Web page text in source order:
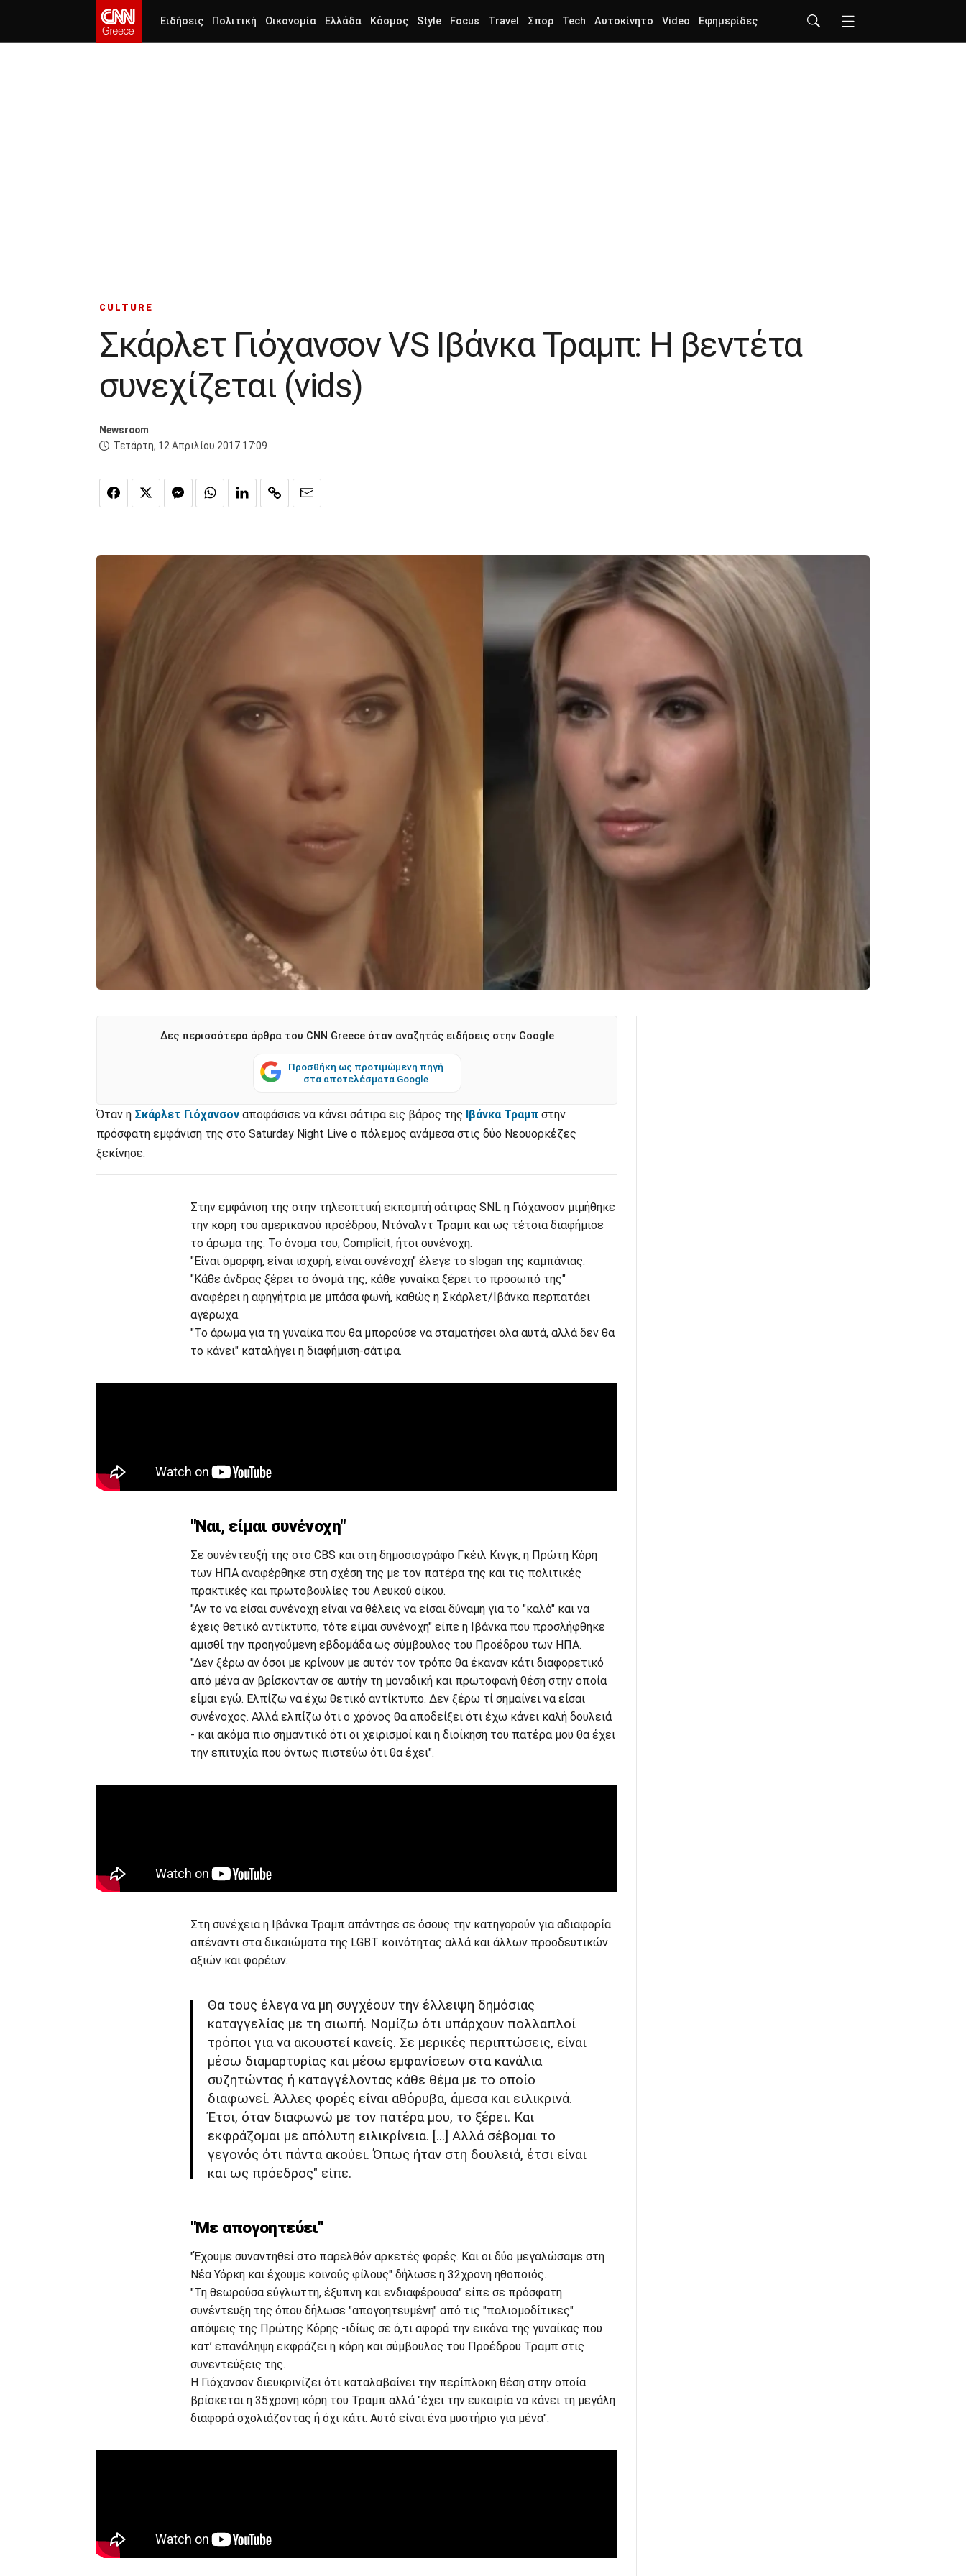
Ειδήσεις Πολιτική Οικονομία Ελλάδα Κόσμος Style Focus Travel Σπορ Tech Αυτοκίνητο Video Εφημερίδες
CULTURE
Σκάρλετ Γιόχανσον VS Ιβάνκα Τραμπ: H βεντέτα
συνεχίζεται (vids)
Newsroom
Τετάρτη, 12 Απριλίου 2017 17:09
Δες περισσότερα άρθρα του CNN Greece όταν αναζητάς ειδήσεις στην Google
Προσθήκη ως προτιμώμενη πηγή
στα αποτελέσματα Google
Όταν η Σκάρλετ Γιόχανσον αποφάσισε να κάνει σάτιρα εις βάρος της Ιβάνκα Τραμπ στην
πρόσφατη εμφάνιση της στο Saturday Night Live ο πόλεμος ανάμεσα στις δύο Νεουορκέζες
ξεκίνησε.
Στην εμφάνιση της στην τηλεοπτική εκπομπή σάτιρας SNL η Γιόχανσον μιμήθηκε
την κόρη του αμερικανού προέδρου, Ντόναλντ Τραμπ και ως τέτοια διαφήμισε
το άρωμα της. Το όνομα του; Complicit, ήτοι συνένοχη.
"Είναι όμορφη, είναι ισχυρή, είναι συνένοχη" έλεγε το slogan της καμπάνιας.
"Κάθε άνδρας ξέρει το όνομά της, κάθε γυναίκα ξέρει το πρόσωπό της"
αναφέρει η αφηγήτρια με μπάσα φωνή, καθώς η Σκάρλετ/Ιβάνκα περπατάει
αγέρωχα.
"Το άρωμα για τη γυναίκα που θα μπορούσε να σταματήσει όλα αυτά, αλλά δεν θα
το κάνει" καταλήγει η διαφήμιση-σάτιρα.
"Ναι, είμαι συνένοχη"
Σε συνέντευξή της στο CBS και στη δημοσιογράφο Γκέιλ Κινγκ, η Πρώτη Κόρη
των ΗΠΑ αναφέρθηκε στη σχέση της με τον πατέρα της και τις πολιτικές
πρακτικές και πρωτοβουλίες του Λευκού οίκου.
"Αν το να είσαι συνένοχη είναι να θέλεις να είσαι δύναμη για το "καλό" και να
έχεις θετικό αντίκτυπο, τότε είμαι συνένοχη" είπε η Ιβάνκα που προσλήφθηκε
αμισθί την προηγούμενη εβδομάδα ως σύμβουλος του Προέδρου των ΗΠΑ.
"Δεν ξέρω αν όσοι με κρίνουν με αυτόν τον τρόπο θα έκαναν κάτι διαφορετικό
από μένα αν βρίσκονταν σε αυτήν τη μοναδική και πρωτοφανή θέση στην οποία
είμαι εγώ. Ελπίζω να έχω θετικό αντίκτυπο. Δεν ξέρω τί σημαίνει να είσαι
συνένοχος. Αλλά ελπίζω ότι ο χρόνος θα αποδείξει ότι έχω κάνει καλή δουλειά
- και ακόμα πιο σημαντικό ότι οι χειρισμοί και η διοίκηση του πατέρα μου θα έχει
την επιτυχία που όντως πιστεύω ότι θα έχει".
Στη συνέχεια η Ιβάνκα Τραμπ απάντησε σε όσους την κατηγορούν για αδιαφορία
απέναντι στα δικαιώματα της LGBT κοινότητας αλλά και άλλων προοδευτικών
αξιών και φορέων.
Θα τους έλεγα να μη συγχέουν την έλλειψη δημόσιας
καταγγελίας με τη σιωπή. Νομίζω ότι υπάρχουν πολλαπλοί
τρόποι για να ακουστεί κανείς. Σε μερικές περιπτώσεις, είναι
μέσω διαμαρτυρίας και μέσω εμφανίσεων στα κανάλια
συζητώντας ή καταγγέλοντας κάθε θέμα με το οποίο
διαφωνεί. Άλλες φορές είναι αθόρυβα, άμεσα και ειλικρινά.
Έτσι, όταν διαφωνώ με τον πατέρα μου, το ξέρει. Και
εκφράζομαι με απόλυτη ειλικρίνεια. [...] Αλλά σέβομαι το
γεγονός ότι πάντα ακούει. Όπως ήταν στη δουλειά, έτσι είναι
και ως πρόεδρος" είπε.
"Mε απογοητεύει"
"Έχουμε συναντηθεί στο παρελθόν αρκετές φορές. Και οι δύο μεγαλώσαμε στη
Νέα Υόρκη και έχουμε κοινούς φίλους" δήλωσε η 32χρονη ηθοποιός.
"Τη θεωρούσα εύγλωττη, έξυπνη και ενδιαφέρουσα" είπε σε πρόσφατη
συνέντευξη της όπου δήλωσε "απογοητευμένη" από τις "παλιομοδίτικες"
απόψεις της Πρώτης Κόρης -ιδίως σε ό,τι αφορά την εικόνα της γυναίκας που
κατ’ επανάληψη εκφράζει η κόρη και σύμβουλος του Προέδρου Τραμπ στις
συνεντεύξεις της.
Η Γιόχανσον διευκρινίζει ότι καταλαβαίνει την περίπλοκη θέση στην οποία
βρίσκεται η 35χρονη κόρη του Τραμπ αλλά "έχει την ευκαιρία να κάνει τη μεγάλη
διαφορά σχολιάζοντας ή όχι κάτι. Αυτό είναι ένα μυστήριο για μένα".